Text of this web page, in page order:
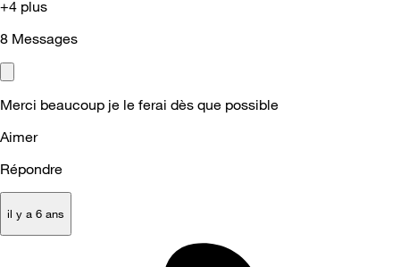
+4 plus
8 Messages
Merci beaucoup je le ferai dès que possible
Aimer
Répondre
il y a 6 ans